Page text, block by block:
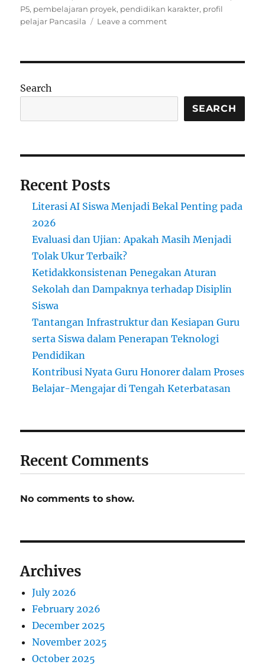
on
P5, pembelajaran proyek, pendidikan karakter, profil
pelajar Pancasila
Leave a commenton
Proyek
untuk
Search
SEARCH
Recent Posts
Literasi AI Siswa Menjadi Bekal Penting pada
2026
Evaluasi dan Ujian: Apakah Masih Menjadi
Tolak Ukur Terbaik?
Ketidakkonsistenan Penegakan Aturan
Sekolah dan Dampaknya terhadap Disiplin
Siswa
Tantangan Infrastruktur dan Kesiapan Guru
serta Siswa dalam Penerapan Teknologi
Pendidikan
Kontribusi Nyata Guru Honorer dalam Proses
Belajar-Mengajar di Tengah Keterbatasan
Recent Comments
No comments to show.
Archives
July 2026
February 2026
December 2025
November 2025
October 2025